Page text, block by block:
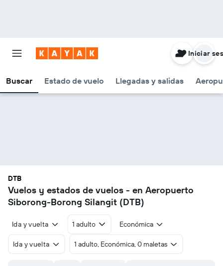
Buscar Estado de vuelo Llegadas y salidas
Iniciar
DTB
Vuelos y estados de vuelos - en Aeropuerto
Siborong-Borong Silangit (DTB)
Ida y vuelta 1 adulto Económica
Ida y vuelta 1 adulto, Económica, 0 maletas